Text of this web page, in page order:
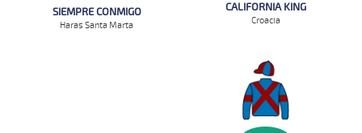
SIEMPRE CONMIGO
Haras Santa Marta
CALIFORNIA KING
Croacia